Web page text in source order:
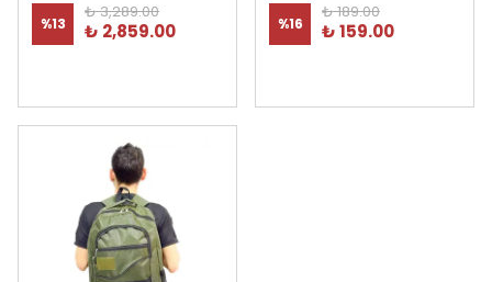
%13
₺ 3,289.00
₺ 2,859.00 %16
₺ 189.00
₺ 159.00